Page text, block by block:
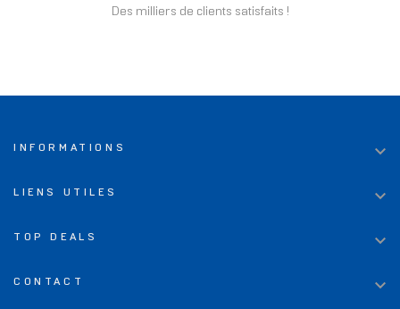
Des milliers de clients satisfaits !
INFORMATIONS 
LIENS UTILES 
TOP DEALS 
CONTACT 